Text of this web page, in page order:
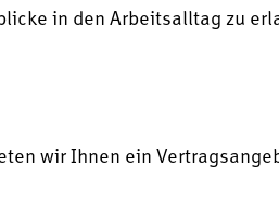
in den Arbeitsalltag zu
wir Ihnen ein